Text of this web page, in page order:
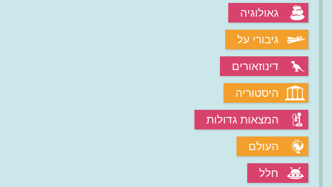
גאולוגיה
גיבורי על
דינוזאורים
היסטוריה
המצאות גדולות
העולם
חלל